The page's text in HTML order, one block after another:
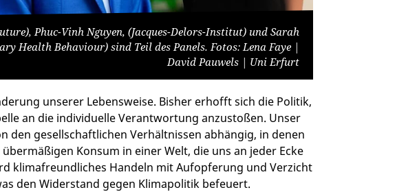
Phuc-Vinh Nguyen, (Jacques-Delors-Institut) und Sarah
Health Behaviour) sind Teil des Panels. Fotos: Lena Faye |
David Pauwels | Uni Erfurt
unserer Lebensweise. Bisher erhofft sich die Politik,
an die individuelle Verantwortung anzustoßen. Unser
den gesellschaftlichen Verhältnissen abhängig, in denen
Konsum in einer Welt, die uns an jeder Ecke
klimafreundliches Handeln mit Aufopferung und Verzicht
den Widerstand gegen Klimapolitik befeuert.